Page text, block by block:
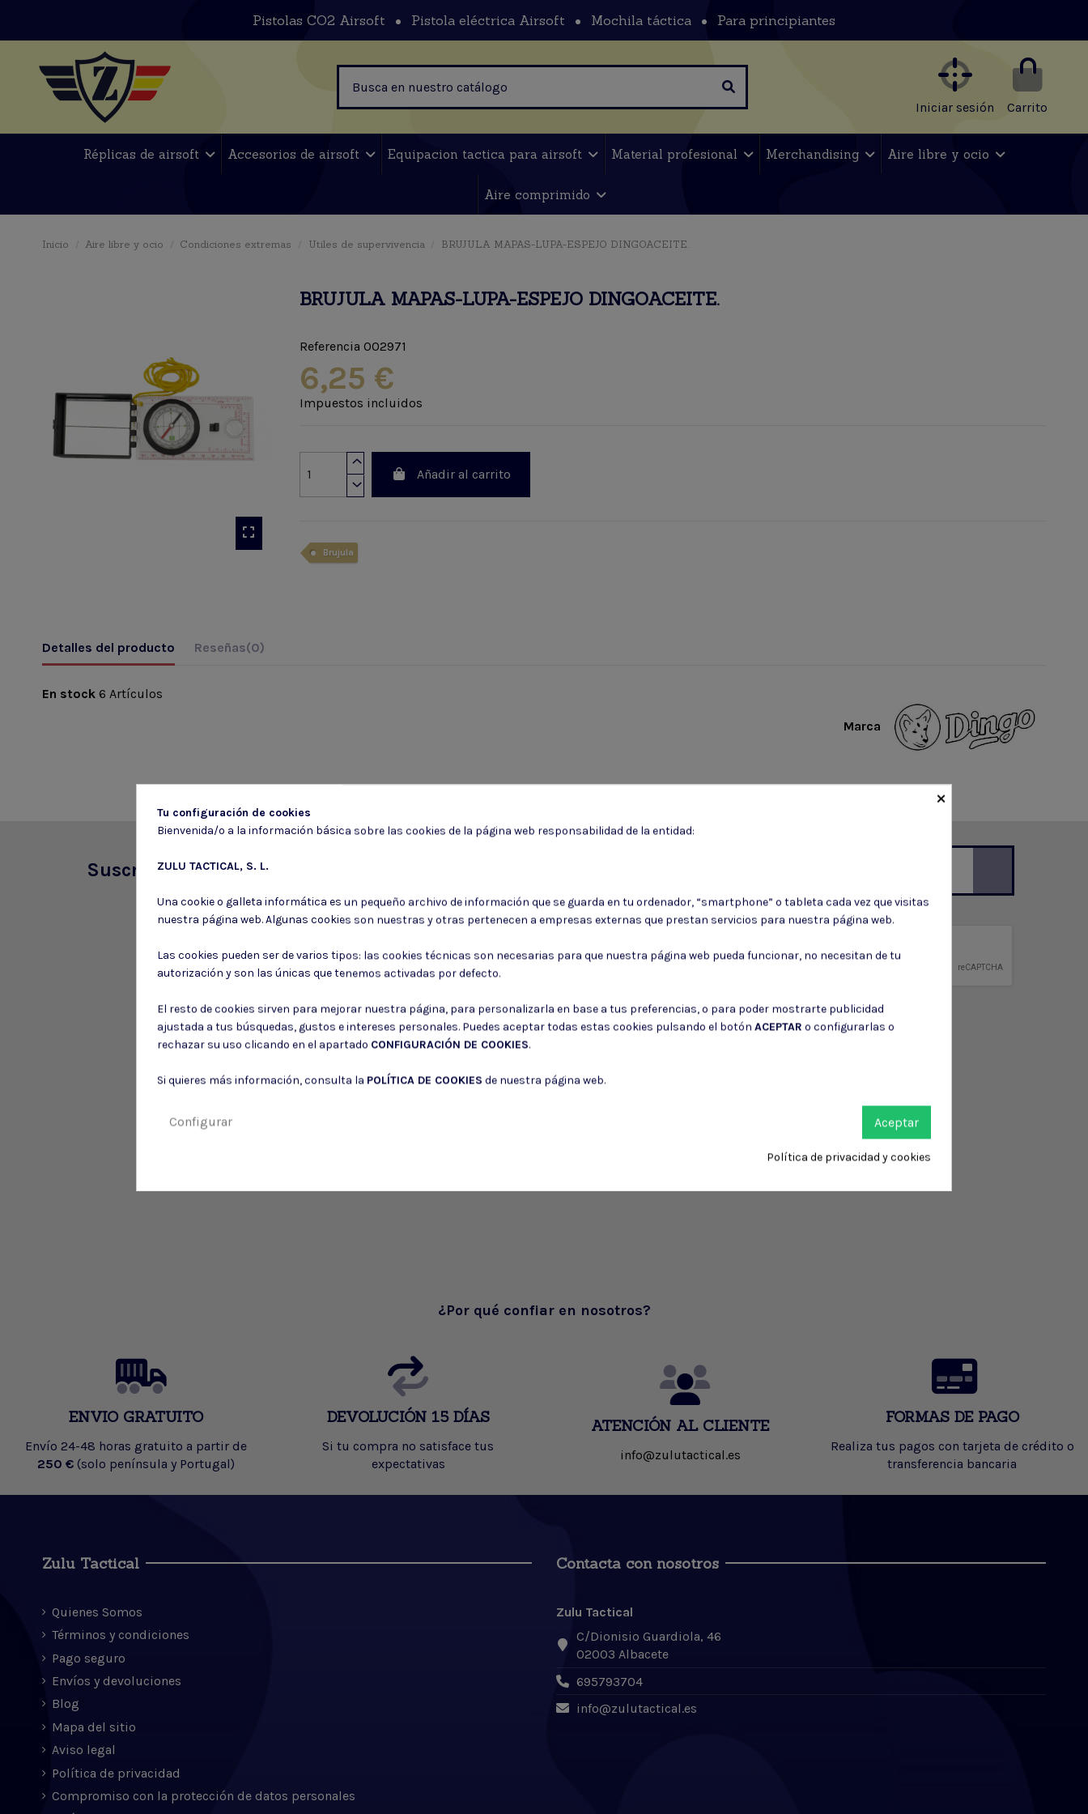
Pistolas CO2 Airsoft Pistola eléctrica Airsoft Mochila táctica Para principiantes
Iniciar sesión Carrito
Réplicas de airsoft Accesorios de airsoft Equipacion tactica para airsoft Material profesional Merchandising Aire libre y ocio
Aire comprimido
Inicio Aire libre y ocio Condiciones extremas Utiles de supervivencia BRUJULA MAPAS-LUPA-ESPEJO DINGOACEITE.
BRUJULA MAPAS-LUPA-ESPEJO DINGOACEITE.
Referencia 002971
6,25 €
Impuestos incluidos
Añadir al carrito
Brujula
Detalles del producto Reseñas(0)
Marca
En stock 6 Artículos
Suscríbete a nuestro boletín
Puede darse de baja en cualquier momento. Para ello, consulte nuestra información de contacto en el aviso legal.
Consiento el uso de mis datos personales para recibir publicidad de su entidad.
¿Por qué confiar en nosotros?
ENVIO GRATUITO
Envío 24-48 horas gratuito a partir de
250 € (solo península y Portugal)
DEVOLUCIÓN 15 DÍAS
Si tu compra no satisface tus
expectativas
ATENCIÓN AL CLIENTE
info@zulutactical.es
FORMAS DE PAGO
Realiza tus pagos con tarjeta de crédito o
transferencia bancaria
Zulu Tactical
Quienes Somos
Términos y condiciones
Pago seguro
Envíos y devoluciones
Blog
Mapa del sitio
Aviso legal
Política de privacidad
Compromiso con la protección de datos personales
Contacta con nosotros
Zulu Tactical
C/Dionisio Guardiola, 46
02003 Albacete
695793704
info@zulutactical.es
×
Tu configuración de cookies
Bienvenida/o a la información básica sobre las cookies de la página web responsabilidad de la entidad:
ZULU TACTICAL, S. L.
Una cookie o galleta informática es un pequeño archivo de información que se guarda en tu ordenador, “smartphone” o tableta cada vez que visitas
nuestra página web. Algunas cookies son nuestras y otras pertenecen a empresas externas que prestan servicios para nuestra página web.
Las cookies pueden ser de varios tipos: las cookies técnicas son necesarias para que nuestra página web pueda funcionar, no necesitan de tu
autorización y son las únicas que tenemos activadas por defecto.
El resto de cookies sirven para mejorar nuestra página, para personalizarla en base a tus preferencias, o para poder mostrarte publicidad
ajustada a tus búsquedas, gustos e intereses personales. Puedes aceptar todas estas cookies pulsando el botón ACEPTAR o configurarlas o
rechazar su uso clicando en el apartado CONFIGURACIÓN DE COOKIES.
Si quieres más información, consulta la POLÍTICA DE COOKIES de nuestra página web.
Aceptar
Configurar
Política de privacidad y cookies